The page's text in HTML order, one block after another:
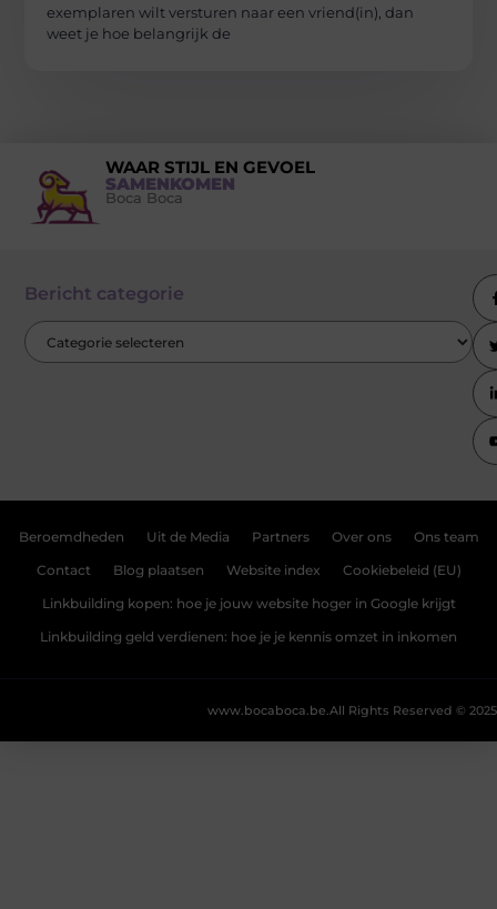
exemplaren wilt versturen naar een vriend(in), dan
weet je hoe belangrijk de
WAAR STIJL EN GEVOEL
SAMENKOMEN
Boca Boca
Bericht categorie
Beroemdheden Uit de Media Partners Over ons Ons team
Contact Blog plaatsen Website index Cookiebeleid (EU)
Linkbuilding kopen: hoe je jouw website hoger in Google krijgt
Linkbuilding geld verdienen: hoe je je kennis omzet in inkomen
All Rights Reserved © 2025
www.bocaboca.be.